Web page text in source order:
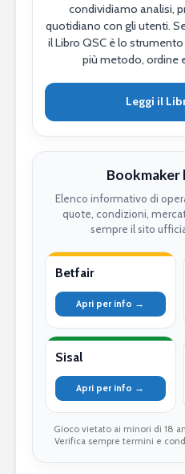
condividiamo analisi,
quotidiano con gli utenti.
il Libro QSC è lo
più metodo, ordine
Leggi il
Bookmaker
Elenco informativo di
quote, condizioni,
sempre il sito
Betfair
Apri per info →
Sisal
Apri per info →
Gioco vietato ai minori di 18
Verifica sempre termini e